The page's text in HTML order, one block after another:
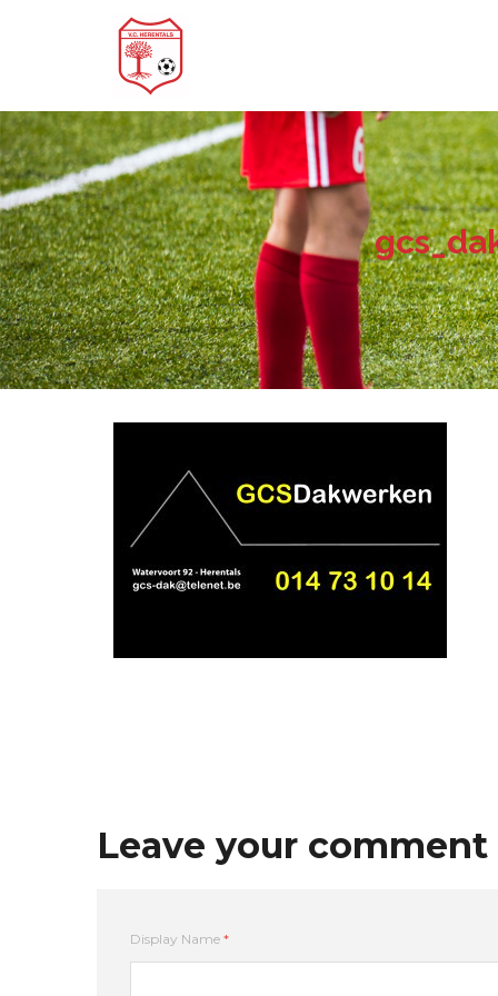
Leave your comment
Display Name *